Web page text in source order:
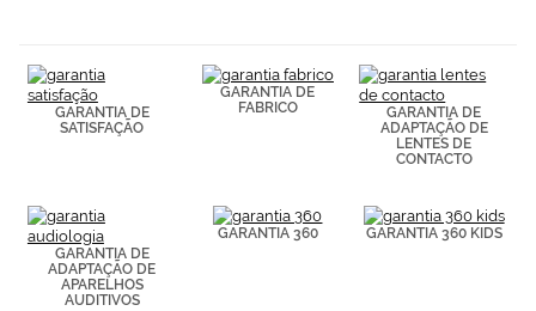
Puedes
consultar más
información en
nuestra
GARANTIA DE
SATISFAÇÃO
GARANTIA DE
FABRICO
GARANTIA DE
ADAPTAÇÃO DE
LENTES DE
CONTACTO
GARANTIA DE
ADAPTAÇÃO DE
APARELHOS
AUDITIVOS
GARANTIA 360 GARANTIA 360 KIDS